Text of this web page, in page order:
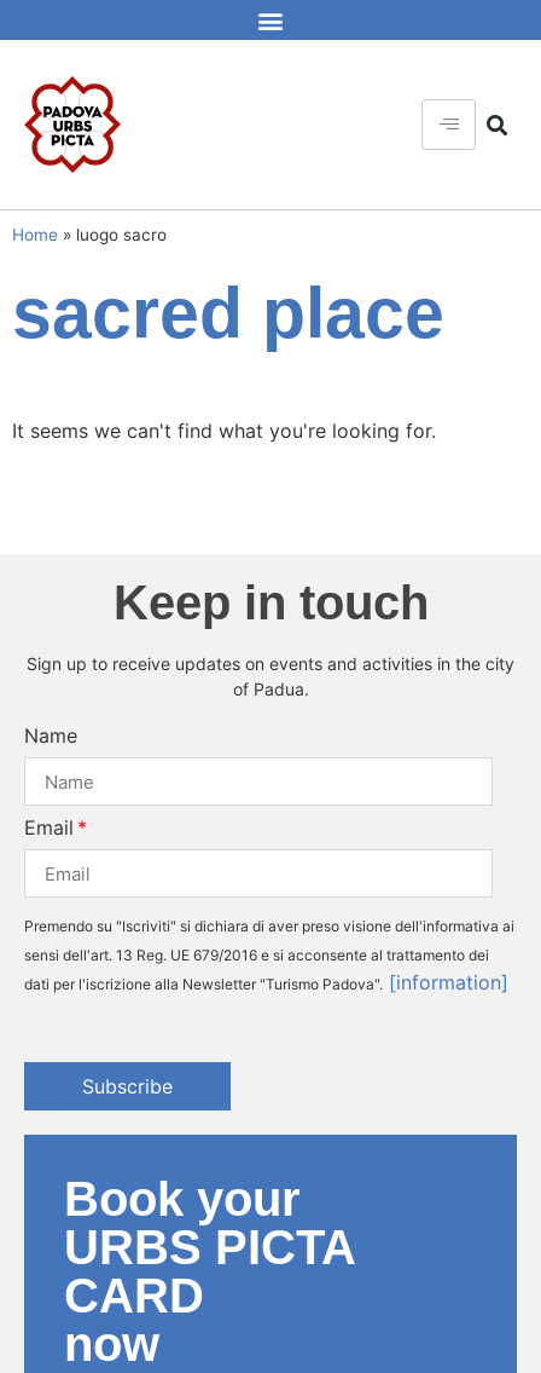
Home » luogo sacro
sacred place
It seems we can't find what you're looking for.
Keep in touch
Sign up to receive updates on events and activities in the city
of Padua.
Name
Email
Premendo su "Iscriviti" si dichiara di aver preso visione dell'informativa ai
sensi dell'art. 13 Reg. UE 679/2016 e si acconsente al trattamento dei
dati per l'iscrizione alla Newsletter "Turismo Padova". [information]
Subscribe
Book your
URBS PICTA
CARD
now